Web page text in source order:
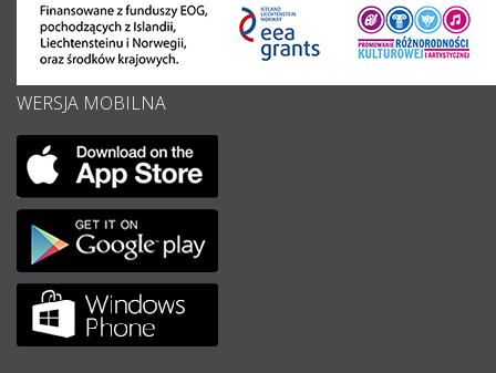
WERSJA MOBILNA